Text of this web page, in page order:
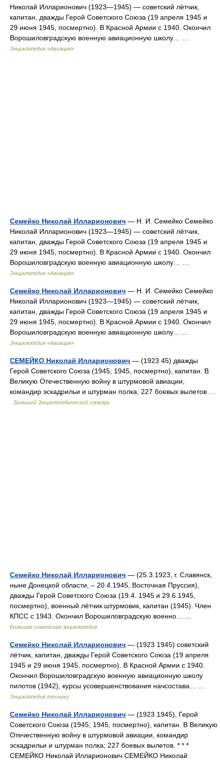
Николай Илларионович (1923—1945) — советский лётчик,
капитан, дважды Герой Советского Союза (19 апреля 1945 и
29 июня 1945, посмертно). В Красной Армии с 1940. Окончил
Ворошиловградскую военную авиационную школу… …
Энциклопедия «Авиация»
Семейко Николай Илларионович — Н. И. Семейко Семейко
Николай Илларионович (1923—1945) — советский лётчик,
капитан, дважды Герой Советского Союза (19 апреля 1945 и
29 июня 1945, посмертно). В Красной Армии с 1940. Окончил
Ворошиловградскую военную авиационную школу… …
Энциклопедия «Авиация»
Семейко Николай Илларионович — Н. И. Семейко Семейко
Николай Илларионович (1923—1945) — советский лётчик,
капитан, дважды Герой Советского Союза (19 апреля 1945 и
29 июня 1945, посмертно). В Красной Армии с 1940. Окончил
Ворошиловградскую военную авиационную школу… …
Энциклопедия «Авиация»
СЕМЕЙКО Николай Илларионович — (1923 45) дважды
Герой Советского Союза (1945; 1945, посмертно), капитан. В
Великую Отечественную войну в штурмовой авиации,
командир эскадрильи и штурман полка; 227 боевых вылетов …
Большой Энциклопедический словарь
Семейко Николай Илларионович — (25.3.1923, г. Славянск,
ныне Донецкой области, ‒ 20.4.1945, Восточная Пруссия),
дважды Герой Советского Союза (19.4. 1945 и 29.6.1945,
посмертно), военный лётчик штурмовик, капитан (1945). Член
КПСС с 1943. Окончил Ворошиловградскую военно… …
Большая советская энциклопедия
Семейко Николай Илларионович — (1923 1945) советский
лётчик, капитан, дважды Герой Советского Союза (19 апреля
1945 и 29 июня 1945, посмертно). В Красной Армии с 1940.
Окончил Ворошиловградскую военную авиационную школу
пилотов (1942), курсы усовершенствования начсостава… …
Энциклопедия техники
Семейко Николай Илларионович — (1923 1945), Герой
Советского Союза (1945; 1945, посмертно), капитан. В Великую
Отечественную войну в штурмовой авиации, командир
эскадрильи и штурман полка; 227 боевых вылетов. * * *
СЕМЕЙКО Николай Илларионович СЕМЕЙКО Николай